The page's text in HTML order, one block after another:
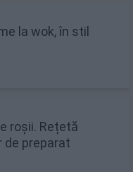
la wok, în stil
roșii. Rețetă
de preparat